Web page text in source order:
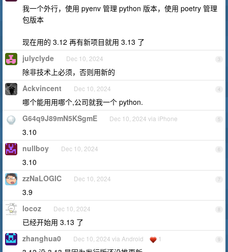
我一个外行，使用 pyenv 管理 python 版本，使用 poetry 管理
包版本
现在用的 3.12 再有新项目就用 3.13 了
3
julyclyde Dec 10, 2024
除非技术上必须，否则用新的
4
Ackvincent Dec 10, 2024
哪个能用用哪个,公司就我一个 python.
5
G64q9J89mN5KSgmE Dec 10, 2024 via iPhone
3.10
6
nullboy Dec 10, 2024
3.10
7
zzNaLOGIC Dec 10, 2024
3.9
8
locoz Dec 10, 2024
已经开始用 3.13 了
9
zhanghua0 Dec 10, 2024 via Android 1